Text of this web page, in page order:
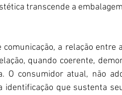
transcende a
a relação entre
quando coerente,
O consumidor atual, não
identificação que sustenta